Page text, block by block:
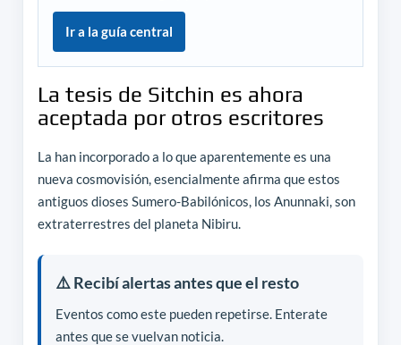
Ir a la guía central
La tesis de Sitchin es ahora
aceptada por otros escritores
La han incorporado a lo que aparentemente es una
nueva cosmovisión, esencialmente afirma que estos
antiguos dioses Sumero-Babilónicos, los Anunnaki, son
extraterrestres del planeta Nibiru.
⚠️ Recibí alertas antes que el resto
Eventos como este pueden repetirse. Enterate
antes que se vuelvan noticia.